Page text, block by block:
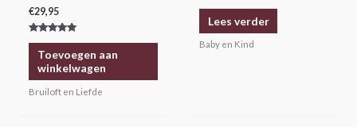
€29,95
Gewaardeerd
5.00
uit 5Toevoegen aan
winkelwagen
Bruiloft en Liefde
Lees verder
Baby en Kind